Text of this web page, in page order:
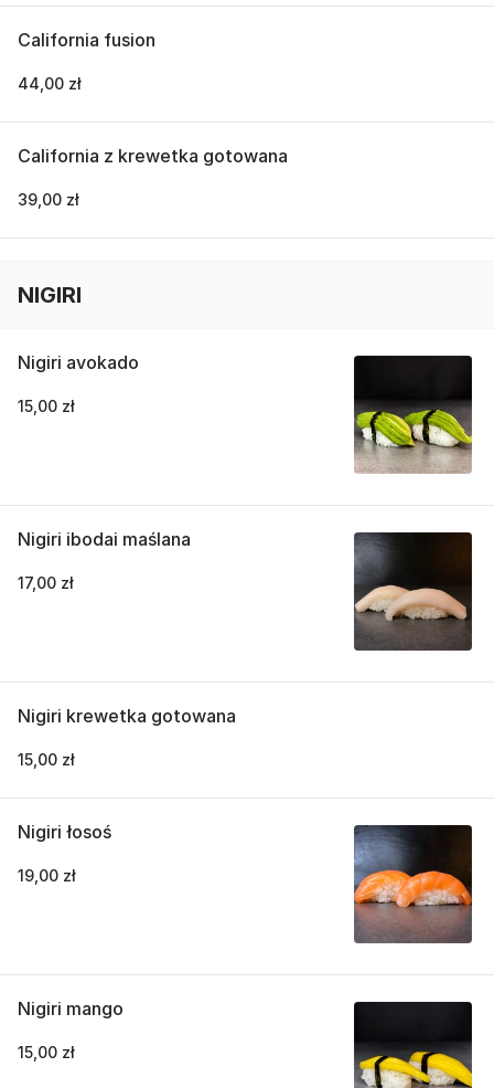
California fusion
44,00 zł
California z krewetka gotowana
39,00 zł
NIGIRI
Nigiri avokado
15,00 zł
Nigiri ibodai maślana
17,00 zł
Nigiri krewetka gotowana
15,00 zł
Nigiri łosoś
19,00 zł
Nigiri mango
15,00 zł